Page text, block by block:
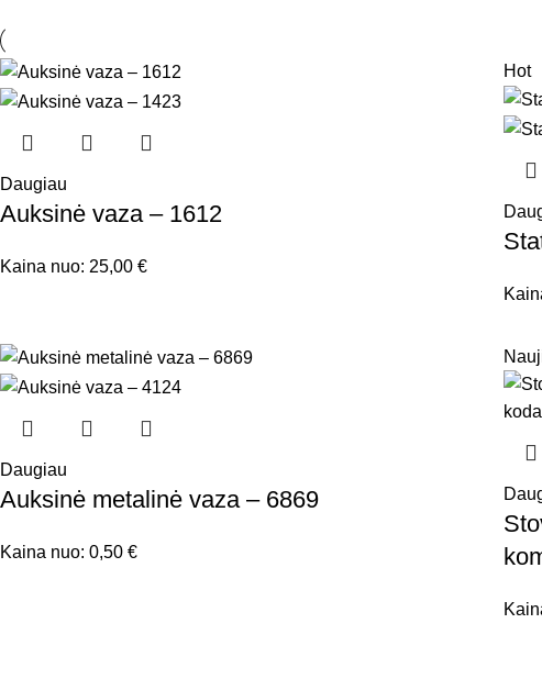
Daugiau
Auksinė vaza – 1612
Kaina nuo: 25,00 €
Hot
Daugiau
Auksinė metalinė vaza – 6869
Kaina nuo: 0,50 €